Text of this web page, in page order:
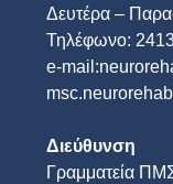
Δευτέρα –
Τηλέφωνο:
e-
Διεύθυνση
Γραμματεία